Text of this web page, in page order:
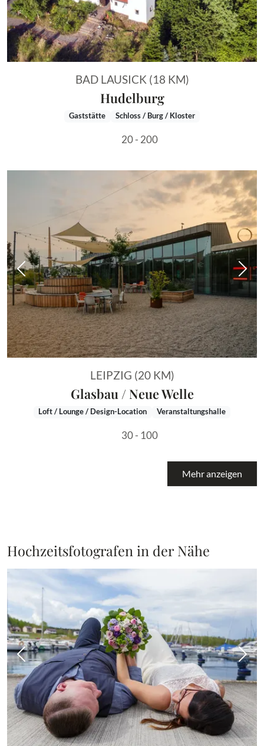
BAD LAUSICK (18 KM)
Hudelburg
Gaststätte Schloss / Burg / Kloster
20 - 200
Vorheriges Bild
LEIPZIG (20 KM)
Glasbau / Neue Welle
Loft / Lounge / Design-Location Veranstaltungshalle
30 - 100
Mehr anzeigen
Hochzeitsfotografen in der Nähe
Vorheriges Bild